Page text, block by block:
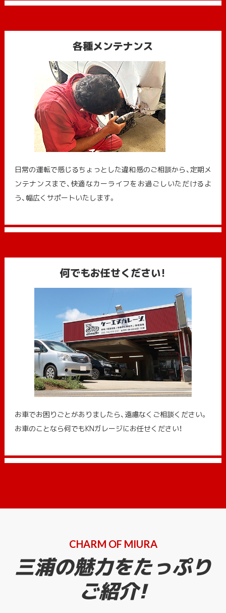
各種メンテナンス
日常の運転で感じるちょっとした違和感のご相談から、定期メ
ンテナンスまで、快適なカーライフをお過ごしいただけるよ
う、幅広くサポートいたします。
何でもお任せください!
お車でお困りごとがありましたら、遠慮なくご相談ください。
お車のことなら何でもKNガレージにお任せください！
CHARM OF MIURA
三浦の魅力をたっぷり
ご紹介!